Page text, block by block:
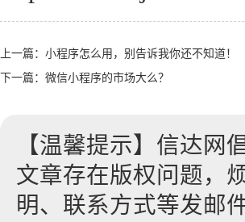
上一篇： 小程序怎么用，别告诉我你还不知道！
下一篇： 微信小程序的市场大么？
【温馨提示】信达网
文章存在版权问题，
明、联系方式等发邮